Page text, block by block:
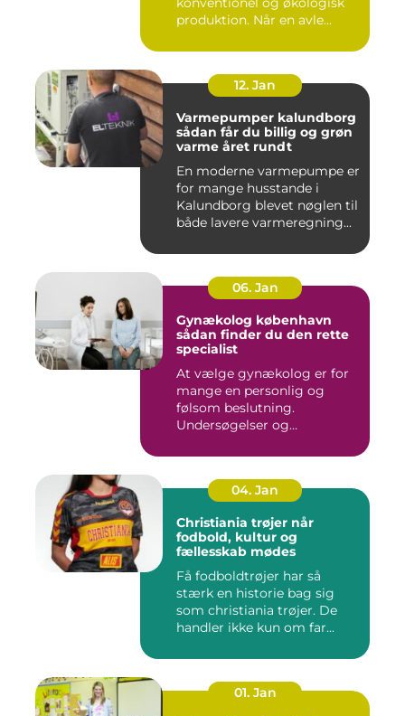
produktion. Når en avle...
12. Jan
Varmepumper kalundborg
sådan får du billig og grøn
varme året rundt
En moderne varmepumpe er
for mange husstande i
Kalundborg blevet nøglen til
både lavere varmeregning...
06. Jan
Gynækolog københavn
sådan finder du den rette
specialist
At vælge gynækolog er for
mange en personlig og
følsom beslutning.
Undersøgelser og
04. Jan
Christiania trøjer når
fodbold, kultur og
fællesskab mødes
Få fodboldtrøjer har så
stærk en historie bag sig
som christiania trøjer. De
handler ikke kun om far...
01. Jan